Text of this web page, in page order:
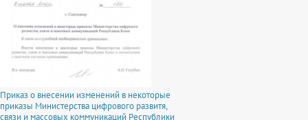
Приказ о внесении изменений в некоторые
приказы Министерства цифрового развитя,
связи и массовых коммуникаций Республики